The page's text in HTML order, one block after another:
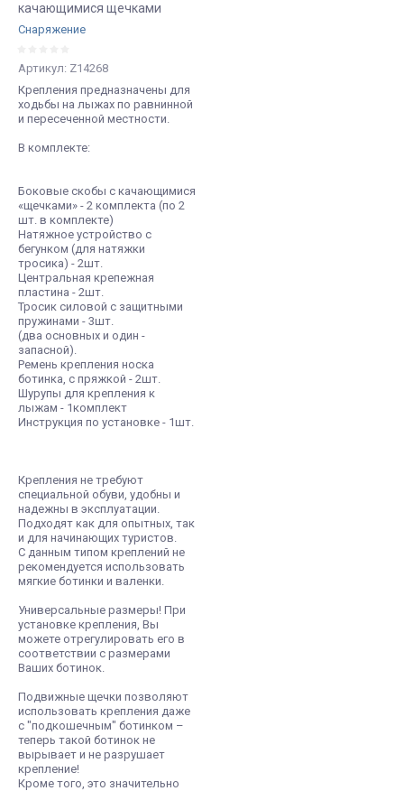
качающимися щечками
Снаряжение
Артикул: Z14268
Крепления предназначены для
ходьбы на лыжах по равнинной
и пересеченной местности.
В комплекте:
Боковые скобы с качающимися
«щечками» - 2 комплекта (по 2
шт. в комплекте)
Натяжное устройство с
бегунком (для натяжки
тросика) - 2шт.
Центральная крепежная
пластина - 2шт.
Тросик силовой с защитными
пружинами - 3шт.
(два основных и один -
запасной).
Ремень крепления носка
ботинка, с пряжкой - 2шт.
Шурупы для крепления к
лыжам - 1комплект
Инструкция по установке - 1шт.
Крепления не требуют
специальной обуви, удобны и
надежны в эксплуатации.
Подходят как для опытных, так
и для начинающих туристов.
С данным типом креплений не
рекомендуется использовать
мягкие ботинки и валенки.
Универсальные размеры! При
установке крепления, Вы
можете отрегулировать его в
соответствии с размерами
Ваших ботинок.
Подвижные щечки позволяют
использовать крепления даже
с "подкошечным" ботинком –
теперь такой ботинок не
вырывает и не разрушает
крепление!
Кроме того, это значительно